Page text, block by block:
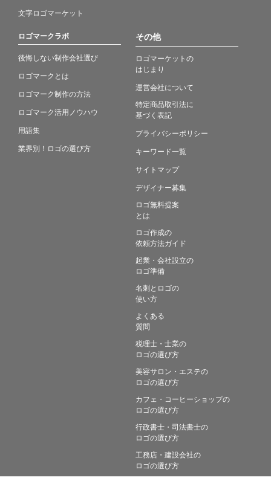
文字ロゴマーケット
ロゴマークラボ
後悔しない制作会社選び
ロゴマークとは
ロゴマーク制作の方法
ロゴマーク活用ノウハウ
用語集
業界別！ロゴの選び方
その他
ロゴマーケットの
はじまり
運営会社について
特定商品取引法に
基づく表記
プライバシーポリシー
キーワード一覧
サイトマップ
デザイナー募集
ロゴ無料提案
とは
ロゴ作成の
依頼方法ガイド
起業・会社設立の
ロゴ準備
名刺とロゴの
使い方
よくある
質問
税理士・士業の
ロゴの選び方
美容サロン・エステの
ロゴの選び方
カフェ・コーヒーショップの
ロゴの選び方
行政書士・司法書士の
ロゴの選び方
工務店・建設会社の
ロゴの選び方